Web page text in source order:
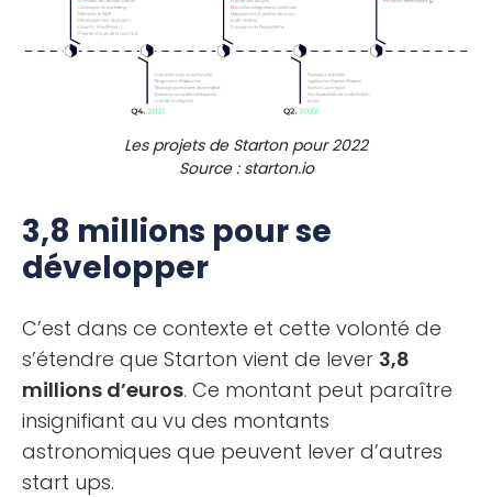
Les projets de Starton pour 2022
Source : starton.io
3,8 millions pour se
développer
C’est dans ce contexte et cette volonté de
s’étendre que Starton vient de lever 3,8
millions d’euros. Ce montant peut paraître
insignifiant au vu des montants
astronomiques que peuvent lever d’autres
start ups.